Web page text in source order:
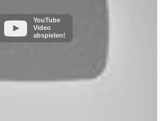
YouTube
Video
abspielen!